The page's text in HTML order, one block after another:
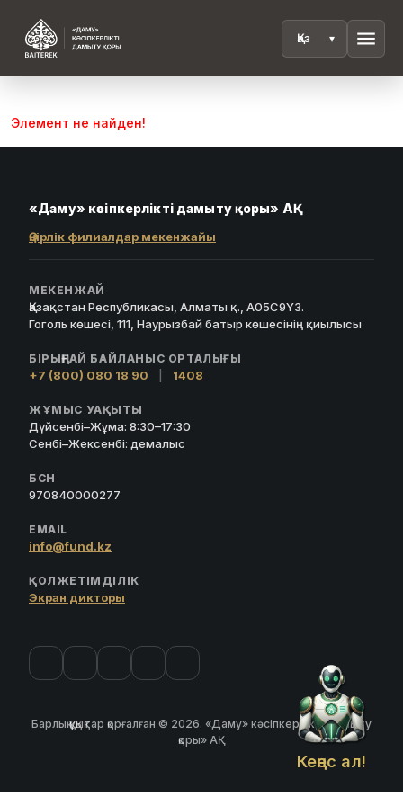
menu
Кеңес ал!
Элемент не найден!
«Даму» кәсіпкерлікті дамыту қоры» АҚ
Өңірлік филиалдар мекенжайы
МЕКЕНЖАЙ
Қазақстан Республикасы, Алматы қ., A05C9Y3.
Гоголь көшесі, 111, Наурызбай батыр көшесінің қиылысы
БІРЫҢҒАЙ БАЙЛАНЫС ОРТАЛЫҒЫ
+7 (800) 080 18 90 1408
ЖҰМЫС УАҚЫТЫ
Дүйсенбі–Жұма: 8:30–17:30
Сенбі–Жексенбі: демалыс
БСН
970840000277
EMAIL
info@fund.kz
ҚОЛЖЕТІМДІЛІК
Экран дикторы
Барлық құқықтар қорғалған © 2026. «Даму» кәсіпкерлікті дамыту
қоры» АҚ